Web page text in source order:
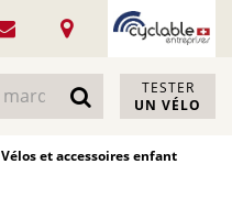
TESTER
UN VÉLO
Vélos et accessoires enfant